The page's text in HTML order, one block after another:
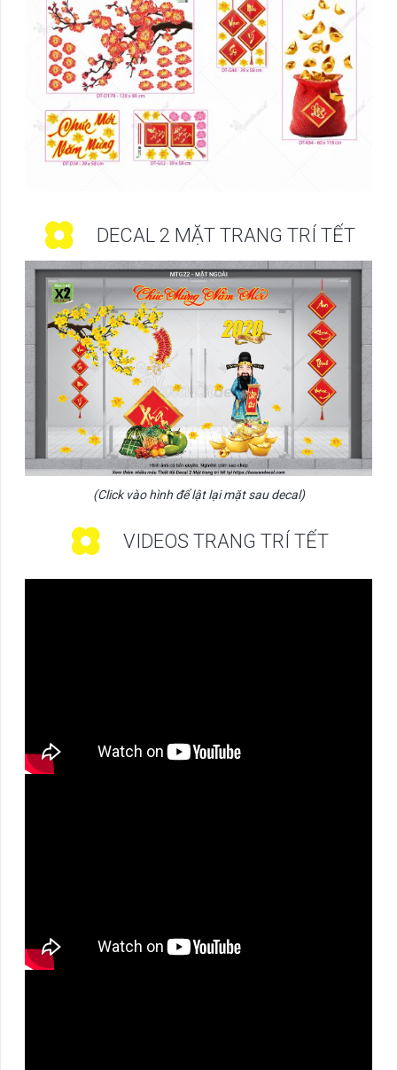
DECAL 2 MẶT TRANG TRÍ TẾT
(Click vào hình để lật lại mặt sau decal)
VIDEOS TRANG TRÍ TẾT